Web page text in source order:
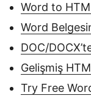
Word to
Word
DOC/
Gelişmiş
Try Free